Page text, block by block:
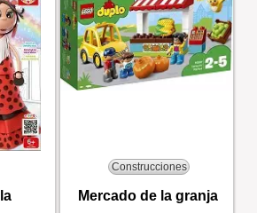
Construcciones
Mercado de la granja